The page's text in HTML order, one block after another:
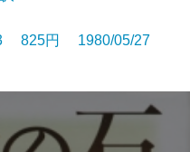
825円 1980/05/27